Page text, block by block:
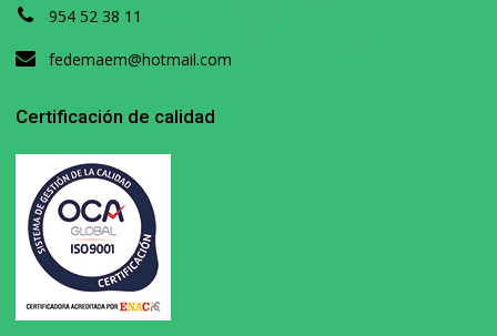
954 52 38 11
fedemaem@hotmail.com
Certificación de calidad